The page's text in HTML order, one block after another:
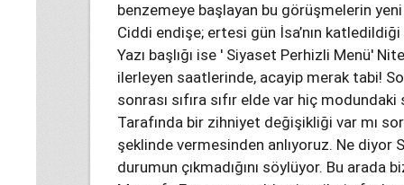
benzemeye başlayan bu görüşmelerin
Ciddi endişe; ertesi gün İsa’nın
Yazı başlığı ise ' Siyaset Perhizli Menü'
ilerleyen saatlerinde, acayip merak tabi!
sonrası sıfıra sıfır elde var hiç
Tarafında bir zihniyet değişikliği var mı
şeklinde vermesinden anlıyoruz. Ne diyor
durumun çıkmadığını söylüyor. Bu arada